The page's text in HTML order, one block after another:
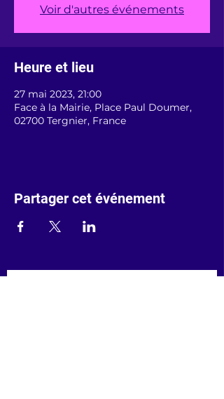
Voir d'autres événements
Heure et lieu
27 mai 2023, 21:00
Face à la Mairie, Place Paul Doumer,
02700 Tergnier, France
Partager cet événement